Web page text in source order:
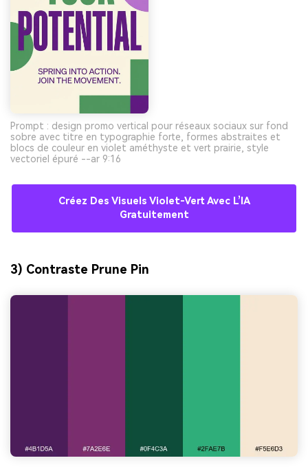
Prompt : design promo vertical pour réseaux sociaux sur fond
sobre avec titre en typographie forte, formes abstraites et
blocs de couleur en violet améthyste et vert prairie, style
vectoriel épuré --ar 9:16
Créez Des Visuels Violet-Vert Avec L’IA
Gratuitement
3) Contraste Prune Pin